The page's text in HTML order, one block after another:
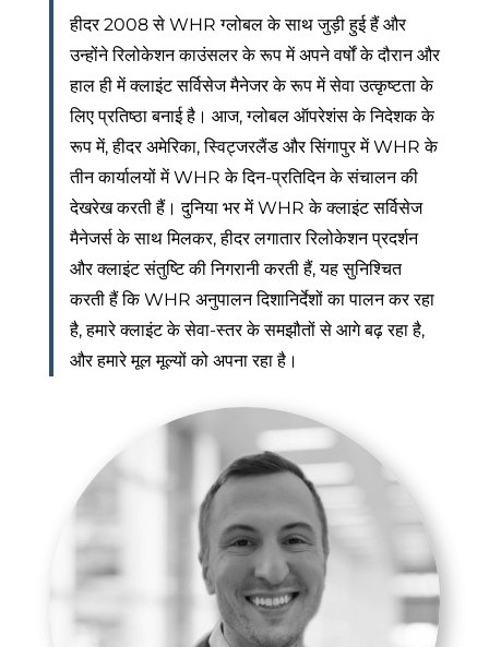
हीदर 2008 से WHR ग्लोबल के साथ जुड़ी हुई हैं और
उन्होंने रिलोकेशन काउंसलर के रूप में अपने वर्षों के दौरान और
हाल ही में क्लाइंट सर्विसेज मैनेजर के रूप में सेवा उत्कृष्टता के
लिए प्रतिष्ठा बनाई है। आज, ग्लोबल ऑपरेशंस के निदेशक के
रूप में, हीदर अमेरिका, स्विट्जरलैंड और सिंगापुर में WHR के
तीन कार्यालयों में WHR के दिन-प्रतिदिन के संचालन की
देखरेख करती हैं। दुनिया भर में WHR के क्लाइंट सर्विसेज
मैनेजर्स के साथ मिलकर, हीदर लगातार रिलोकेशन प्रदर्शन
और क्लाइंट संतुष्टि की निगरानी करती हैं, यह सुनिश्चित
करती हैं कि WHR अनुपालन दिशानिर्देशों का पालन कर रहा
है, हमारे क्लाइंट के सेवा-स्तर के समझौतों से आगे बढ़ रहा है,
और हमारे मूल मूल्यों को अपना रहा है।